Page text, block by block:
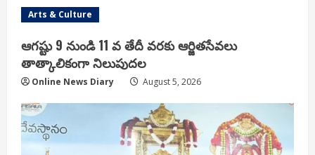
Arts & Culture
ఆగష్టు 9 నుండి 11 వ తేదీ వరకు ఆర్జితసేవలు
తాత్కాలికంగా నిలుపుదల
Online News Diary August 5, 2026